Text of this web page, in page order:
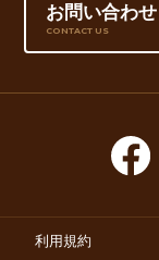
お問い合わせ
CONTACT US
利用規約